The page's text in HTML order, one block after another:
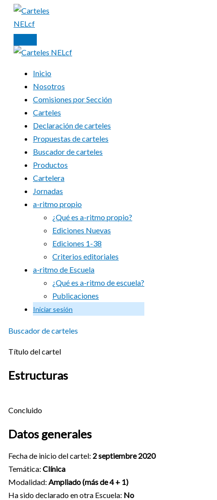
contenido
Inicio
Nosotros
Comisiones por Sección
Carteles
Declaración de carteles
Propuestas de carteles
Buscador de carteles
Productos
Cartelera
Jornadas
a-ritmo propio
¿Qué es a-ritmo propio?
Ediciones Nuevas
Ediciones 1-38
Criterios editoriales
a-ritmo de Escuela
¿Qué es a-ritmo de escuela?
Publicaciones
Iniciar sesión
Buscador de carteles
Título del cartel
Estructuras
Concluido
Datos generales
Fecha de inicio del cartel: 2 septiembre 2020
Temática: Clínica
Modalidad: Ampliado (más de 4 + 1)
Ha sido declarado en otra Escuela: No